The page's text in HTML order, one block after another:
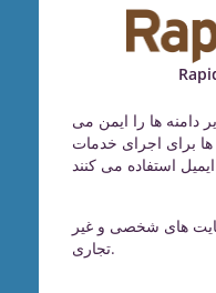
ها را ایمن می
ها برای اجرای خدمات
های شخصی و غیر
تجاری.